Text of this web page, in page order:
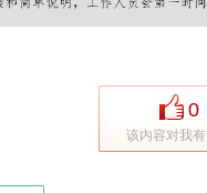
0
该内容对我